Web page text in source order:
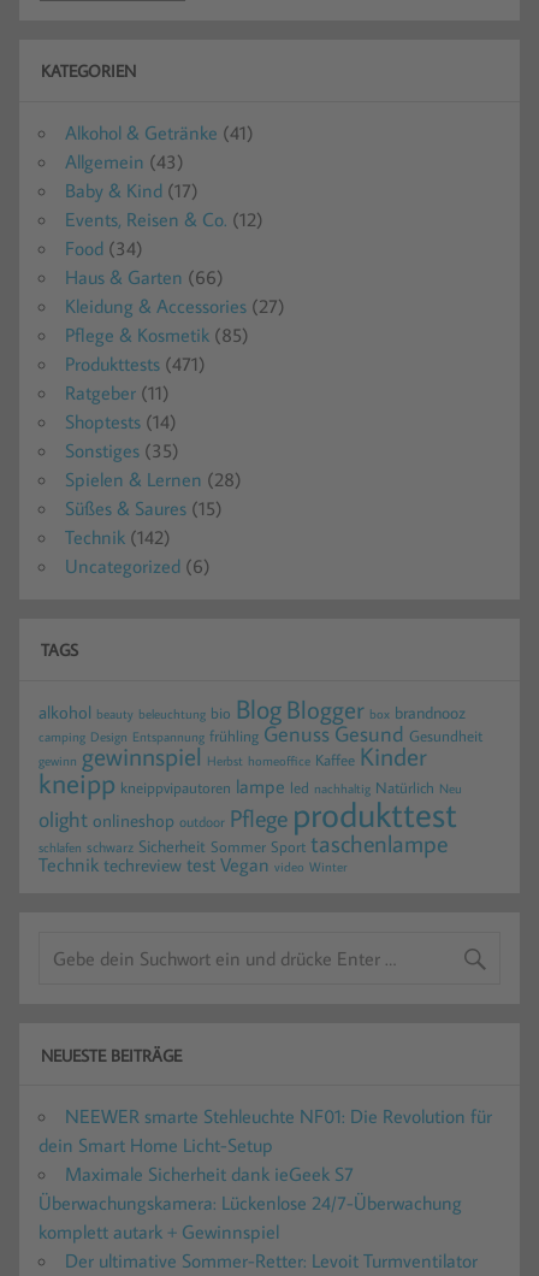
KATEGORIEN
Alkohol & Getränke (41)
Allgemein (43)
Baby & Kind (17)
Events, Reisen & Co. (12)
Food (34)
Haus & Garten (66)
Kleidung & Accessories (27)
Pflege & Kosmetik (85)
Produkttests (471)
Ratgeber (11)
Shoptests (14)
Sonstiges (35)
Spielen & Lernen (28)
Süßes & Saures (15)
Technik (142)
Uncategorized (6)
TAGS
alkohol beauty beleuchtung bio BlogBlogger box brandnooz
camping Design Entspannung frühling GenussGesund Gesundheit
gewinn gewinnspiel Herbst homeoffice Kaffee Kinder
kneipp kneippvipautoren lampe led nachhaltig Natürlich Neu
olight onlineshop outdoor Pflege produkttest
schlafen schwarz Sicherheit Sommer Sport taschenlampe
Technik techreview test Vegan video Winter
NEUESTE BEITRÄGE
NEEWER smarte Stehleuchte NF01: Die Revolution für
dein Smart Home Licht-Setup
Maximale Sicherheit dank ieGeek S7
Überwachungskamera: Lückenlose 24/7-Überwachung
komplett autark + Gewinnspiel
Der ultimative Sommer-Retter: Levoit Turmventilator